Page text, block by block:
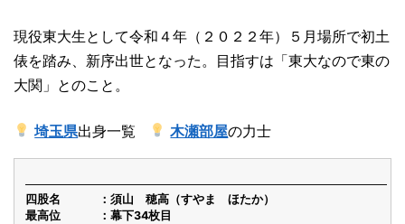
現役東大生として令和４年（２０２２年）５月場所で初土
俵を踏み、新序出世となった。目指すは「東大なので東の
大関」とのこと。
埼玉県出身一覧 木瀬部屋の力士
四股名
須山 穂高（すやま ほたか）
最高位
幕下34枚目